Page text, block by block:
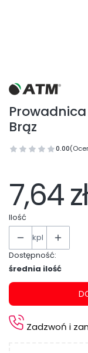
Prowadnica
Brąz
0.00
7,64 zł
Ilość
kpl
Dostępność:
średnia ilość
Zadzwoń i